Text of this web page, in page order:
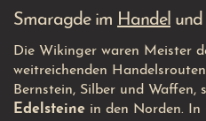
Smaragde im Handel
Die Wikinger waren Meister
weitreichenden
Bernstein, Silber und Waffen,
Edelsteine in den Norden. In